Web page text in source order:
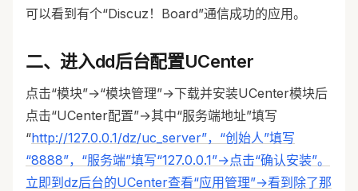
可以看到有个“Discuz！Board”通信成功的应用。
二、进入dd后台配置UCenter
点击“模块”→“模块管理”→下载并安装UCenter模块后
点击“UCenter配置”→其中“服务端地址”填写
“http://127.0.0.1/dz/uc_server”，“创始人”填写
“8888”，“服务端”填写“127.0.0.1”→点击“确认安装”。
立即到dz后台的UCenter查看“应用管理”→看到除了那